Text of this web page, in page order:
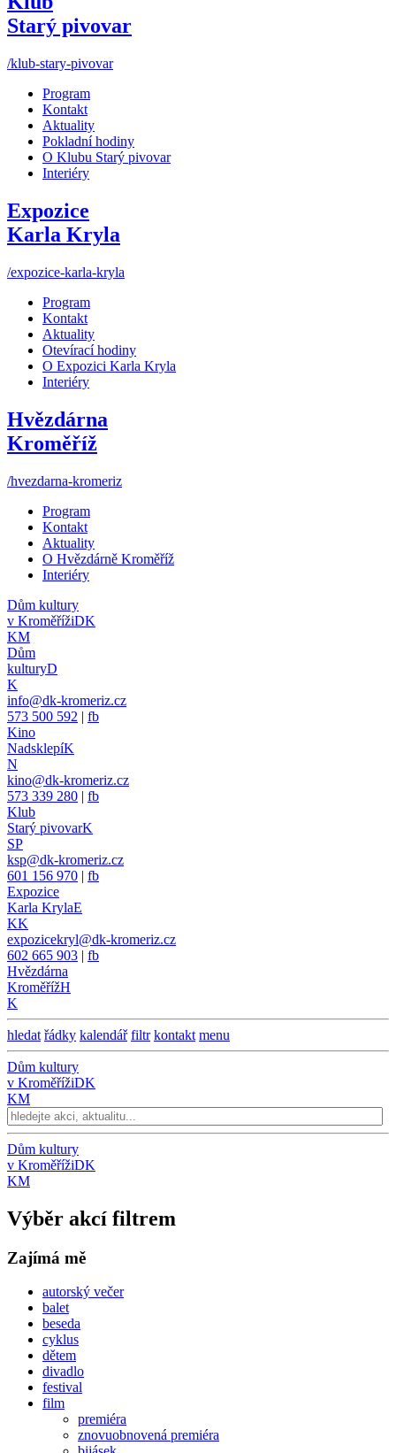
Starý pivovar
/klub-stary-pivovar
Program
Kontakt
Aktuality
Pokladní hodiny
O Klubu Starý pivovar
Interiéry
Expozice
Karla Kryla
/expozice-karla-kryla
Program
Kontakt
Aktuality
Otevírací hodiny
O Expozici Karla Kryla
Interiéry
Hvězdárna
Kroměříž
/hvezdarna-kromeriz
Program
Kontakt
Aktuality
O Hvězdárně Kroměříž
Interiéry
Dům kultury
v KroměřížiDK
KM
Dům
kulturyD
K
info@dk-kromeriz.cz
573 500 592 | fb
Kino
NadsklepíK
N
kino@dk-kromeriz.cz
573 339 280 | fb
Klub
Starý pivovarK
SP
ksp@dk-kromeriz.cz
601 156 970 | fb
Expozice
Karla KrylaE
KK
expozicekryl@dk-kromeriz.cz
602 665 903 | fb
Hvězdárna
KroměřížH
K
hledat řádky kalendář filtr kontakt menu
Dům kultury
v KroměřížiDK
KM
Dům kultury
v KroměřížiDK
KM
Výběr akcí filtrem
Zajímá mě
autorský večer
balet
beseda
cyklus
dětem
divadlo
festival
film
premiéra
znovuobnovená premiéra